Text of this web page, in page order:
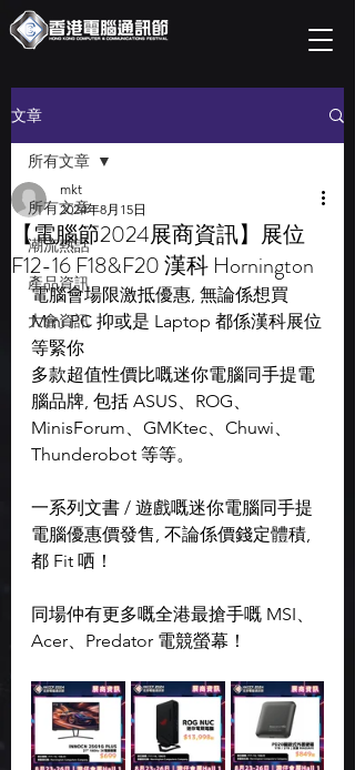
文章
所有文章
潮流熱話
產品資訊
大會資訊
所有文章
【電腦節2024展商資訊】展位
F12-16 F18&F20 漢科 Hornington
mkt
2024年8月15日
電腦會場限激抵優惠, 無論係想買
Mini PC 抑或是 Laptop 都係漢科展位
等緊你
多款超值性價比嘅迷你電腦同手提電
腦品牌, 包括 ASUS、ROG、
MinisForum、GMKtec、Chuwi、
Thunderobot 等等。
一系列文書 / 遊戲嘅迷你電腦同手提
電腦優惠價發售, 不論係價錢定體積,
都 Fit 哂！
同場仲有更多嘅全港最搶手嘅 MSI、
Acer、Predator 電競螢幕！